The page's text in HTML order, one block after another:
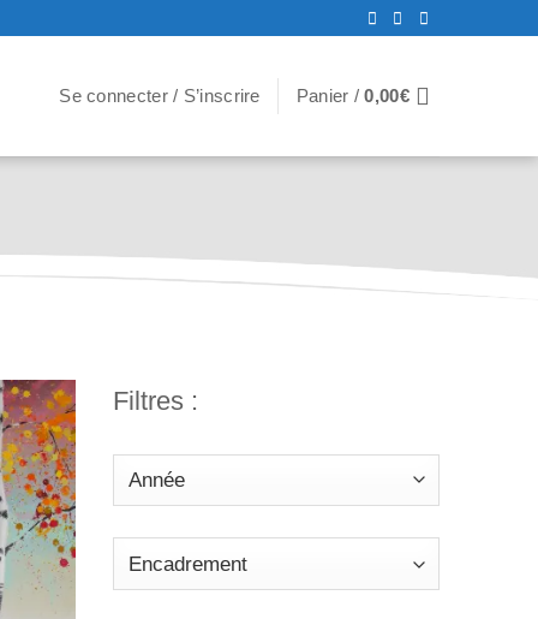
Se connecter / S’inscrire Panier /0,00€
Filtres :